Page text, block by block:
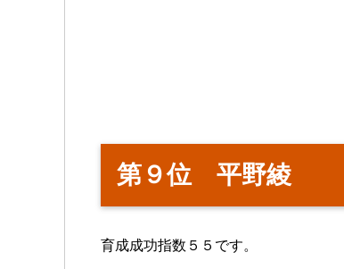
第９位 平野綾
育成成功指数５５です。